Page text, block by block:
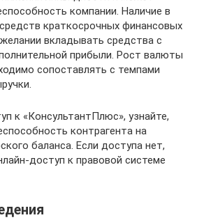
компании. Наличие в
краткосрочных финансовых
вкладывать средства с
прибыли. Рост валюты
сопоставлять с темпами
к «КонсультантПлюс», узнайте,
контрагента на
баланса. Если доступа нет,
доступ к правовой системе